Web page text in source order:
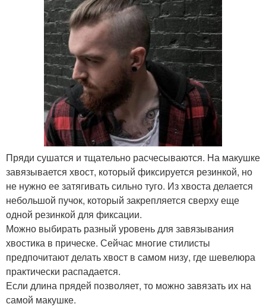
Пряди сушатся и тщательно расчесываются. На макушке
завязывается хвост, который фиксируется резинкой, но
не нужно ее затягивать сильно туго. Из хвоста делается
небольшой пучок, который закрепляется сверху еще
одной резинкой для фиксации.
Можно выбирать разный уровень для завязывания
хвостика в прическе. Сейчас многие стилисты
предпочитают делать хвост в самом низу, где шевелюра
практически распадается.
Если длина прядей позволяет, то можно завязать их на
самой макушке.